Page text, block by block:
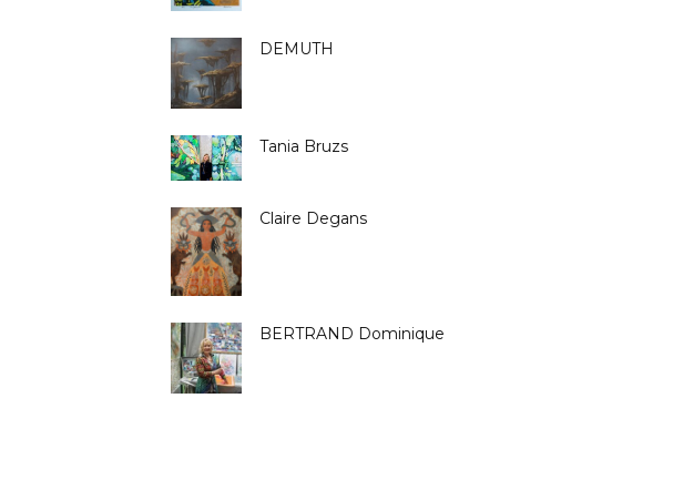
DEMUTH
Tania Bruzs
Claire Degans
BERTRAND Dominique